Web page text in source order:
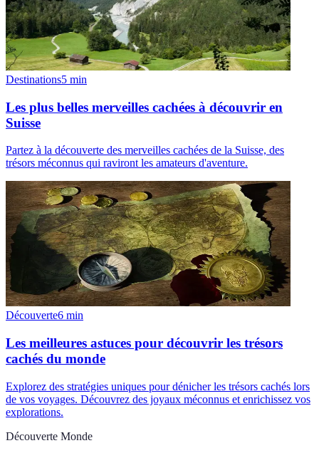
Destinations5 min
Les plus belles merveilles cachées à découvrir en
Suisse
Partez à la découverte des merveilles cachées de la Suisse, des
trésors méconnus qui raviront les amateurs d'aventure.
Découverte6 min
Les meilleures astuces pour découvrir les trésors
cachés du monde
Explorez des stratégies uniques pour dénicher les trésors cachés lors
de vos voyages. Découvrez des joyaux méconnus et enrichissez vos
explorations.
Découverte Monde